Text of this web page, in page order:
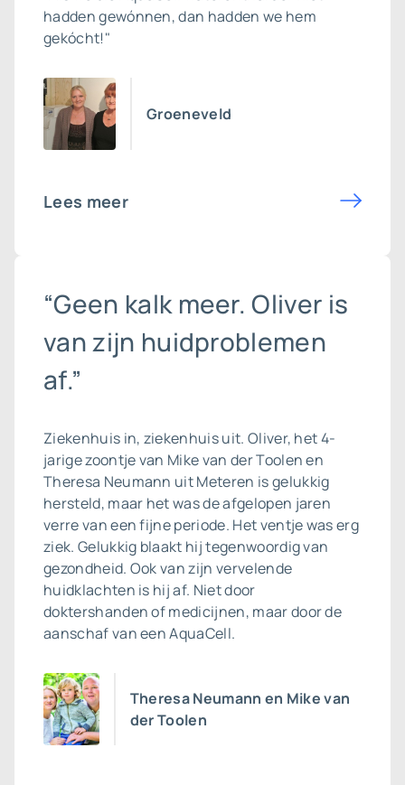
hadden gewónnen, dan hadden we hem
gekócht!"
Groeneveld
Lees meer
“Geen kalk meer. Oliver is
van zijn huidproblemen
af.”
Ziekenhuis in, ziekenhuis uit. Oliver, het 4-
jarige zoontje van Mike van der Toolen en
Theresa Neumann uit Meteren is gelukkig
hersteld, maar het was de afgelopen jaren
verre van een fijne periode. Het ventje was erg
ziek. Gelukkig blaakt hij tegenwoordig van
gezondheid. Ook van zijn vervelende
huidklachten is hij af. Niet door
doktershanden of medicijnen, maar door de
aanschaf van een AquaCell.
Theresa Neumann en Mike van
der Toolen